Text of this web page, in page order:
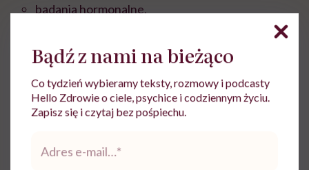
badania hormonalne.
Leczenie chorób układu
pokarmowego
opiera się np. na terapii farmakologicznej z
Bądź z nami na bieżąco
Co tydzień wybieramy teksty, rozmowy i podcasty
Hello Zdrowie o ciele, psychice i codziennym życiu.
Zapisz się i czytaj bez pośpiechu.
mail*